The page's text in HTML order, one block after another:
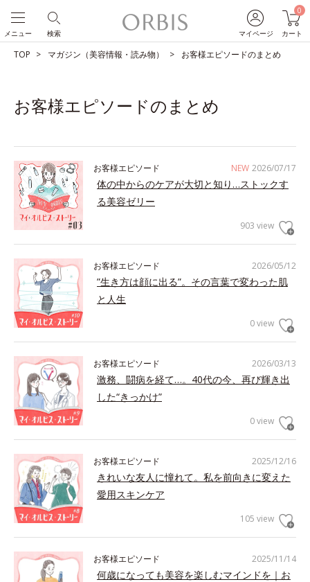
マイページ
0
カート
検索
メニュー
TOP マガジン（美容情報・読み物） お客様エピソードのまとめ
お客様エピソードのまとめ
NEW 2026/07/17
お客様エピソード
体の中からのケアが大切と知り…ストックす
る美容ゼリー
903 view
2026/05/12
お客様エピソード
”生き方は顔に出る”。その言葉で変わった肌
と人生
0 view
2026/03/13
お客様エピソード
激務、闘病を経て…。40代の今、再び輝き出
した“きっかけ”
0 view
2025/12/16
お客様エピソード
きれいな友人に憧れて。私を前向きに変えた
愛用スキンケア
105 view
2025/11/14
お客様エピソード
何歳になっても美容を楽しむマインドを｜お